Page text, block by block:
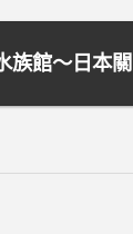
族館～日本